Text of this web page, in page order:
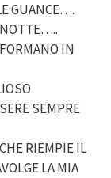
GUANCE….
IN
SEMPRE
RIEMPIE IL
LA MIA